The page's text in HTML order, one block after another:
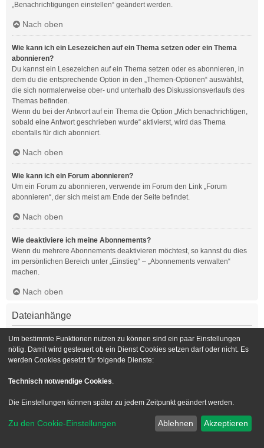
„Benachrichtigungen einstellen“ geändert werden.
Nach oben
Wie kann ich ein Lesezeichen auf ein Thema setzen oder ein Thema
abonnieren?
Du kannst ein Lesezeichen auf ein Thema setzen oder es abonnieren, in
dem du die entsprechende Option in den „Themen-Optionen“ auswählst,
die sich normalerweise ober- und unterhalb des Diskussionsverlaufs des
Themas befinden.
Wenn du bei der Antwort auf ein Thema die Option „Mich benachrichtigen,
sobald eine Antwort geschrieben wurde“ aktivierst, wird das Thema
ebenfalls für dich abonniert.
Nach oben
Wie kann ich ein Forum abonnieren?
Um ein Forum zu abonnieren, verwende im Forum den Link „Forum
abonnieren“, der sich meist am Ende der Seite befindet.
Nach oben
Wie deaktiviere ich meine Abonnements?
Wenn du mehrere Abonnements deaktivieren möchtest, so kannst du dies
im persönlichen Bereich unter „Einstieg“ – „Abonnements verwalten“
machen.
Nach oben
Dateianhänge
Welche Dateianhänge sind in diesem Forum zulässig?
Die Board-Administration kann bestimmte Dateitypen zulassen oder
verbieten. Falls du dir nicht sicher bist, welche Dateitypen du anhängen
Administration.
Nach oben
Kann ich eine Übersicht all meiner Dateianhänge erhalten?
Um eine Liste all deiner Dateianhänge zu erhalten, gehe in den
Um bestimmte Funktionen nutzen zu können sind ein paar Einstellungen
nötig. Damit wird gesteuert ob ein Dienst Cookies setzen darf oder nicht. Es
werden Cookies gesetzt für folgende Dienste:
Technisch notwendige Cookies.
Die Einstellungen können später zu jedem Zeitpunkt geändert werden.
Zu den Cookie-Einstellungen Ablehnen Akzeptieren